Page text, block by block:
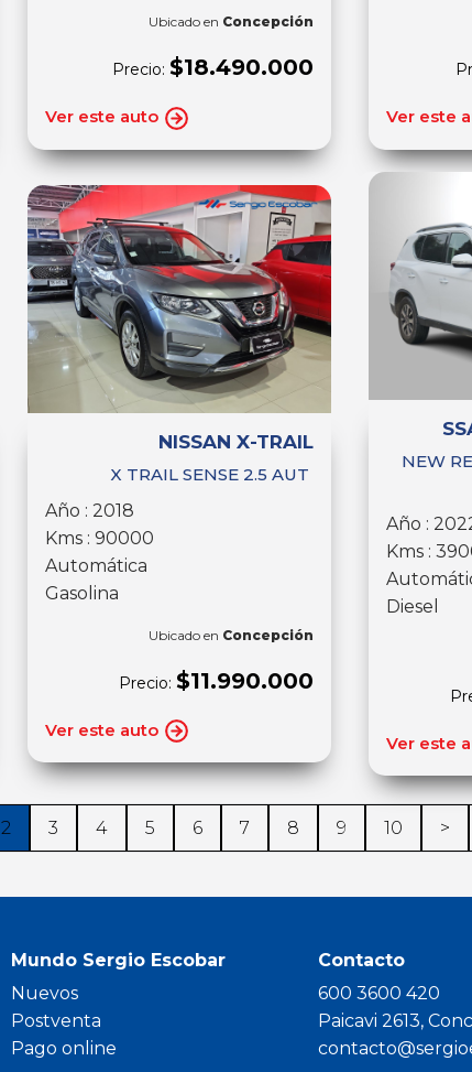
Ubicado en Concepción
Precio: $18.490.000
Ver este auto Ver este
NISSAN X-TRAIL
X TRAIL SENSE 2.5 AUT
Año : 2018
Kms : 90000
Automática
Gasolina
Ubicado en Concepción
Precio: $11.990.000
Ver este auto
NEW
Año :
Kms :
Diesel
Ver este
2 3 4 5 6 7 8 9 10 >
Mundo Sergio Escobar
Nuevos
Postventa
Pago online
Contacto
600 3600 420
Paicavi 2613,